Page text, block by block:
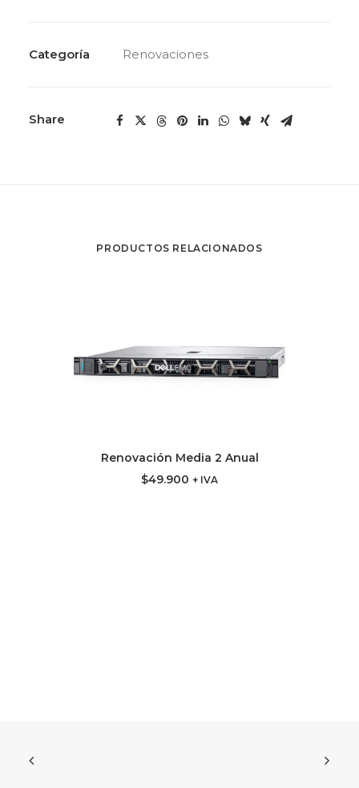
Categoría Renovaciones
Share
PRODUCTOS RELACIONADOS
Renovación Media 2 Anual
$49.900 + IVA